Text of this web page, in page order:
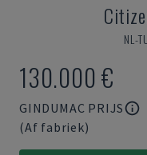
NL-
130.000 €
GINDUMAC PRIJS
(Af fabriek)